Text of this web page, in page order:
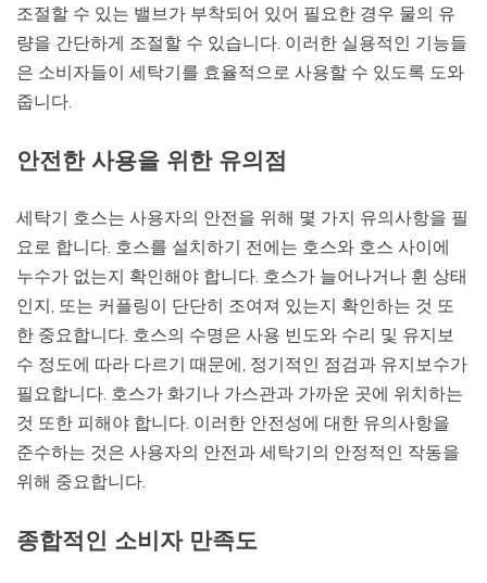
조절할 수 있는 밸브가 부착되어 있어 필요한 경우 물의 유
량을 간단하게 조절할 수 있습니다. 이러한 실용적인 기능들
은 소비자들이 세탁기를 효율적으로 사용할 수 있도록 도와
줍니다.
안전한 사용을 위한 유의점
세탁기 호스는 사용자의 안전을 위해 몇 가지 유의사항을 필
요로 합니다. 호스를 설치하기 전에는 호스와 호스 사이에
누수가 없는지 확인해야 합니다. 호스가 늘어나거나 휜 상태
인지, 또는 커플링이 단단히 조여져 있는지 확인하는 것 또
한 중요합니다. 호스의 수명은 사용 빈도와 수리 및 유지보
수 정도에 따라 다르기 때문에, 정기적인 점검과 유지보수가
필요합니다. 호스가 화기나 가스관과 가까운 곳에 위치하는
것 또한 피해야 합니다. 이러한 안전성에 대한 유의사항을
준수하는 것은 사용자의 안전과 세탁기의 안정적인 작동을
위해 중요합니다.
종합적인 소비자 만족도